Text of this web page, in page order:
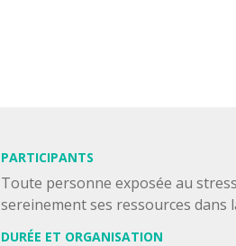
PARTICIPANTS
Toute personne exposée au
sereinement ses ressources dans
DURÉE ET ORGANISATION